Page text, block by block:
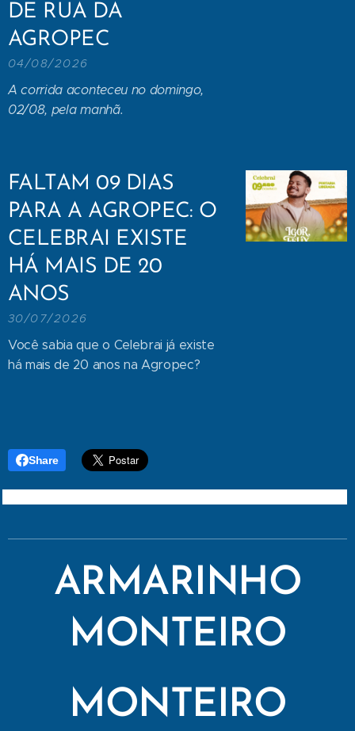
DE RUA DA
AGROPEC
04/08/2026
A corrida aconteceu no domingo,
02/08, pela manhã.
FALTAM 09 DIAS
PARA A AGROPEC: O
CELEBRAI EXISTE
HÁ MAIS DE 20
ANOS
30/07/2026
Você sabia que o Celebrai já existe
há mais de 20 anos na Agropec?
Share
ARMARINHO
MONTEIRO
MONTEIRO